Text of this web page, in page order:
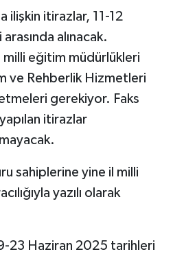
ilişkin itirazlar, 11-12
alınacak.
milli eğitim müdürlükleri
ve Rehberlik Hizmetleri
gerekiyor. Faks
itirazlar
sahiplerine yine il milli
yazılı olarak
23 Haziran 2025 tarihleri